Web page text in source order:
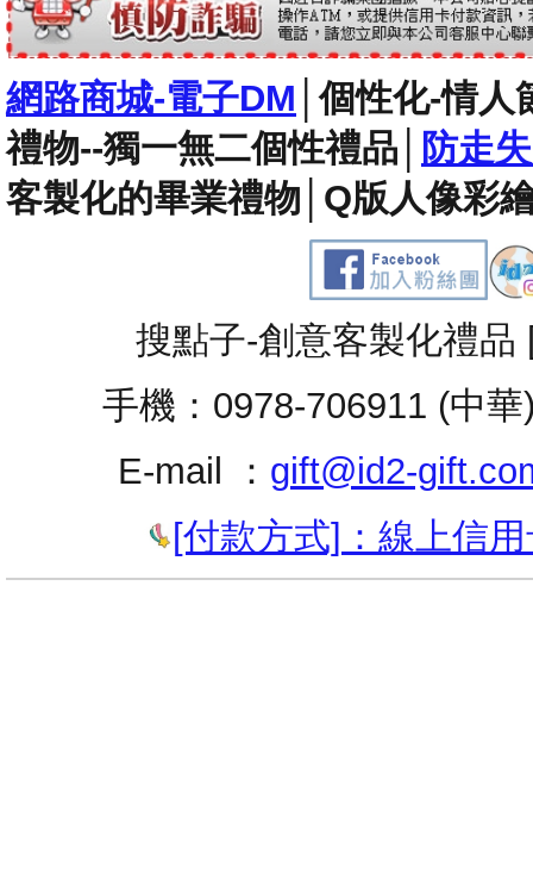
網路商城-電子DM │個性化-情人
禮物--獨一無二個性禮品
防走
客製化的畢業禮物 Q版人像彩
搜點子-創意客製化禮
手機：0978-706911 (中
E-mail ： gift@id2-
[付款方式]：線上信